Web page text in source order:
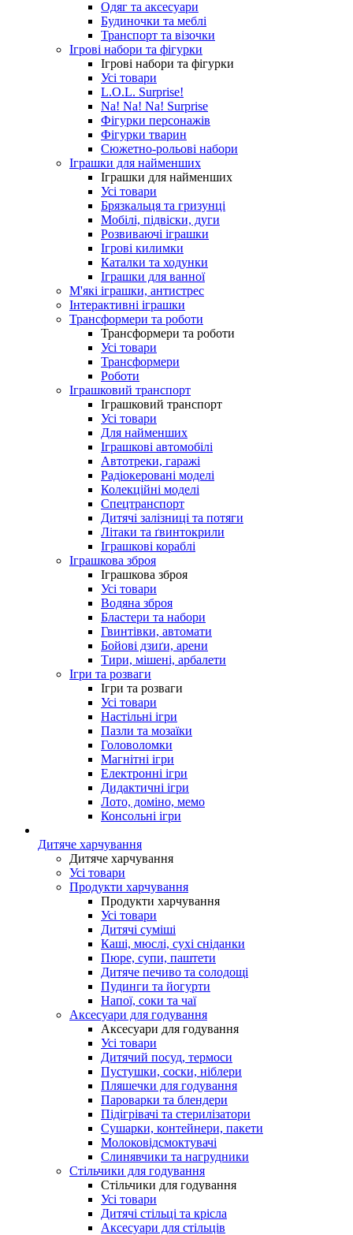
Одяг та аксесуари
Будиночки та меблі
Транспорт та візочки
Ігрові набори та фігурки
Ігрові набори та фігурки
Усі товари
L.O.L. Surprise!
Na! Na! Na! Surprise
Фігурки персонажів
Фігурки тварин
Сюжетно-рольові набори
Іграшки для найменших
Іграшки для найменших
Усі товари
Брязкальця та гризунці
Мобілі, підвіски, дуги
Розвиваючі іграшки
Ігрові килимки
Каталки та ходунки
Іграшки для ванної
М'які іграшки, антистрес
Інтерактивні іграшки
Трансформери та роботи
Трансформери та роботи
Усі товари
Трансформери
Роботи
Іграшковий транспорт
Іграшковий транспорт
Усі товари
Для найменших
Іграшкові автомобілі
Автотреки, гаражі
Радіокеровані моделі
Колекційні моделі
Спецтранспорт
Дитячі залізниці та потяги
Літаки та ґвинтокрили
Іграшкові кораблі
Іграшкова зброя
Іграшкова зброя
Усі товари
Водяна зброя
Бластери та набори
Гвинтівки, автомати
Бойові дзиґи, арени
Тири, мішені, арбалети
Ігри та розваги
Ігри та розваги
Усі товари
Настільні ігри
Пазли та мозаїки
Головоломки
Магнітні ігри
Електронні ігри
Дидактичні ігри
Лото, доміно, мемо
Консольні ігри
Дитяче харчування
Дитяче харчування
Усі товари
Продукти харчування
Продукти харчування
Усі товари
Дитячі суміші
Каші, мюслі, сухі сніданки
Пюре, супи, паштети
Дитяче печиво та солодощі
Пудинги та йогурти
Напої, соки та чаї
Аксесуари для годування
Аксесуари для годування
Усі товари
Дитячий посуд, термоси
Пустушки, соски, ніблери
Пляшечки для годування
Пароварки та блендери
Підігрівачі та стерилізатори
Сушарки, контейнери, пакети
Молоковідсмоктувачі
Слинявчики та нагрудники
Стільчики для годування
Стільчики для годування
Усі товари
Дитячі стільці та крісла
Аксесуари для стільців